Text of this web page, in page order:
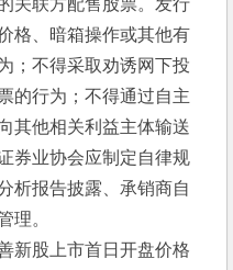
关联方配售股票。发行
格、暗箱操作或其他有
；不得采取劝诱网下投
的行为；不得通过自主
其他相关利益主体输送
券业协会应制定自律规
析报告披露、承销商自
理。
新股上市首日开盘价格